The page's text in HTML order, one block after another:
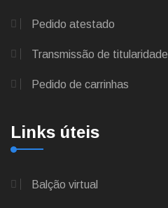
Pedido atestado
Transmissão de titularidade
Pedido de carrinhas
Links úteis
Balção virtual